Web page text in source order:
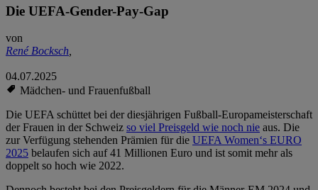
Die UEFA-Gender-Pay-Gap
von
René Bocksch,
04.07.2025
Mädchen- und Frauenfußball
Die UEFA schüttet bei der diesjährigen Fußball-Europameisterschaft
der Frauen in der Schweiz so viel Preisgeld wie noch nie aus. Die
zur Verfügung stehenden Prämien für die UEFA Women‘s EURO
2025 belaufen sich auf 41 Millionen Euro und ist somit mehr als
doppelt so hoch wie 2022.